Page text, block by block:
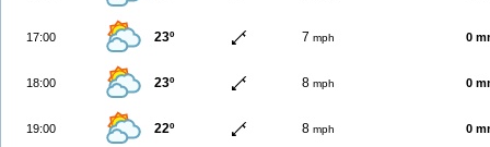
17:00 23º 7 mph 0
18:00 23º 8 mph 0
19:00 22º 8 mph 0